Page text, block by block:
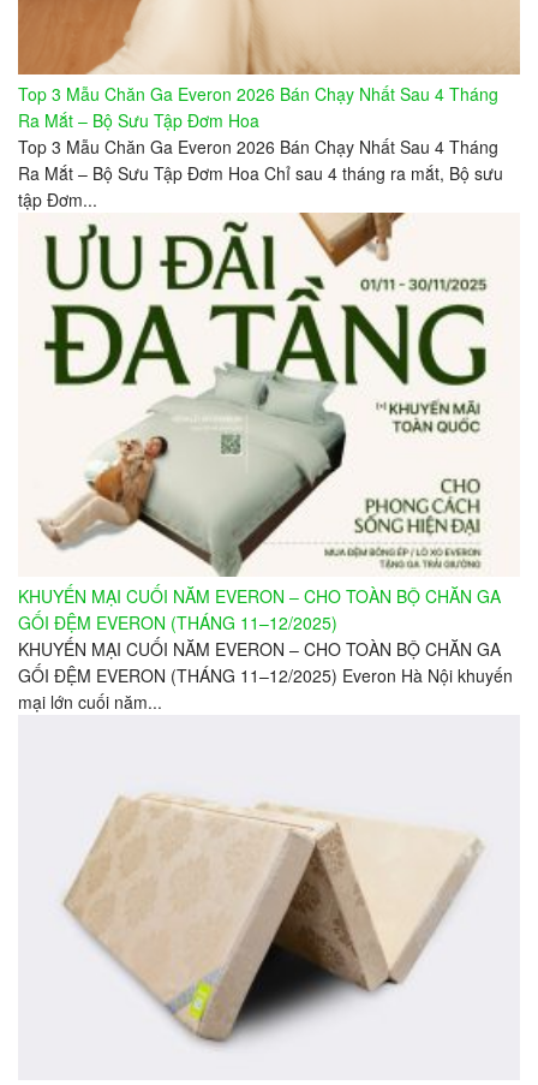
Top 3 Mẫu Chăn Ga Everon 2026 Bán Chạy Nhất Sau 4 Tháng
Ra Mắt – Bộ Sưu Tập Đơm Hoa
Top 3 Mẫu Chăn Ga Everon 2026 Bán Chạy Nhất Sau 4 Tháng
Ra Mắt – Bộ Sưu Tập Đơm Hoa Chỉ sau 4 tháng ra mắt, Bộ sưu
tập Đơm...
KHUYẾN MẠI CUỐI NĂM EVERON – CHO TOÀN BỘ CHĂN GA
GỐI ĐỆM EVERON (THÁNG 11–12/2025)
KHUYẾN MẠI CUỐI NĂM EVERON – CHO TOÀN BỘ CHĂN GA
GỐI ĐỆM EVERON (THÁNG 11–12/2025) Everon Hà Nội khuyến
mại lớn cuối năm...